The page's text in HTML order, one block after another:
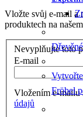
Fröbel
Vložte svůj e-mail a
produktech na
Nevyplňujte toto
E-mail
Vložením e-mailu
údajů